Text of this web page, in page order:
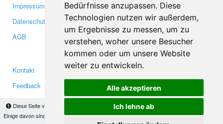
Bedürfnisse anzupassen. Diese
Technologien nutzen wir außerdem,
um Ergebnisse zu messen, um zu
verstehen, woher unsere Besucher
kommen oder um unsere Website
weiter zu entwickeln.
Alle akzeptieren
Ich lehne ab
Diese Seite verwendet Cookies, um Informationen auf Ihrem Computer zu speichern.
Einige davon sind notwendig, damit unsere Seite funktioniert, andere helfen uns dabei, das
Impressum
Datenschutzerklärung
AGB
Gewerbetreibende
Investoren
Medien
Kontakt
Feedback
Facebook
Twitter
YouTube
Google+